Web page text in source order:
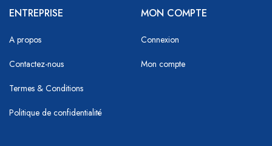
ENTREPRISE
A propos
Contactez-nous
Termes & Conditions
Politique de confidentialité
MON COMPTE
Connexion
Mon compte